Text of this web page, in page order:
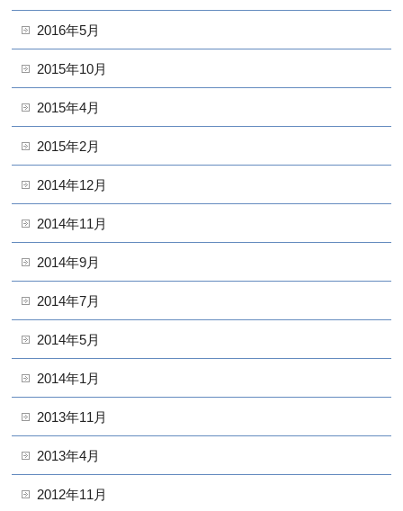
2016年5月
2015年10月
2015年4月
2015年2月
2014年12月
2014年11月
2014年9月
2014年7月
2014年5月
2014年1月
2013年11月
2013年4月
2012年11月